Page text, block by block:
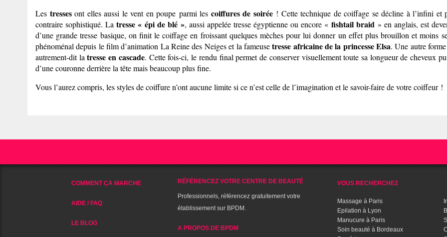
Les tressesont elles aussi le vent en poupe parmi les coiffures de soirée ! Cette technique de coiffage se décline à l’infini
contraire sophistiqué. La tresse « épi de blé », aussi appelée tresse égyptienne ou encore « fishtail braid » en anglais, est
d’une grande tresse basique, on finit le coiffage en froissant quelques mèches pour lui donner un effet plus brouillon et moins
phénoménal depuis le film d’animation La Reine des Neiges et la fameusetresse africaine de la princesse Elsa. Une autre
autrement-dit latresse en cascade. Cette fois-ci, le rendu final permet de conserver visuellement toute sa longueur de cheveux
d’une couronne derrière la tête mais beaucoup plus fine.
Vous l’aurez compris, les styles de coiffure n’ont aucune limite si ce n’est celle de l’imagination et le savoir-faire de votre coiffeur !
COMMENT ÇA MARCHE
AIDE / FAQ
LE BLOG
RÉFÉRENCEZ VOTRE CENTRE DE BEAUTÉ
Professionnels, référencez gratuitement votre
établissement sur BPDM.
A PROPOS DE BPDM
VOUS RECHERCHEZ
Massage à Paris
Epilation à Lyon
Manucure à Paris
Soin beauté à Bordeaux